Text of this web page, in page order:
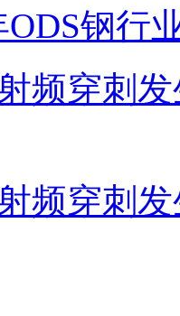
ODS钢行
频穿刺
频穿刺